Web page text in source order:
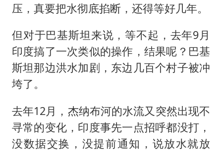
压，真要把水彻底掐断，还得等好几年。
但对于巴基斯坦来说，等不起，去年9月
印度搞了一次类似的操作，结果呢？巴基
斯坦那边洪水加剧，东边几百个村子被冲
垮了。
去年12月，杰纳布河的水流又突然出现不
寻常的变化，印度事先一点招呼都没打，
没数据交换，没提前通知，说放水就放